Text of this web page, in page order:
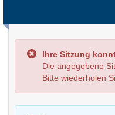
Ihre Sitzung
Die angegebene
Bitte wiederholen